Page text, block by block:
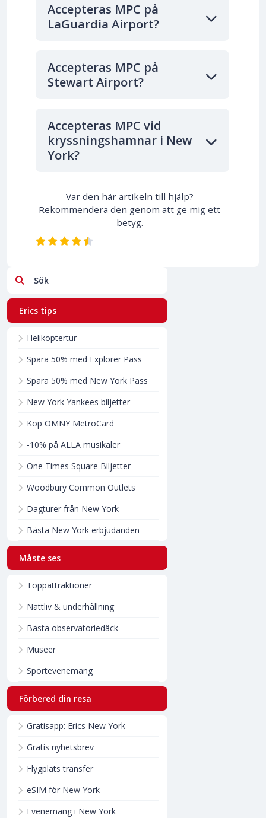
Accepteras MPC på
LaGuardia Airport?
Accepteras MPC på
Stewart Airport?
Accepteras MPC vid
kryssningshamnar i New
York?
Var den här artikeln till hjälp?
Rekommendera den genom att ge mig ett
betyg.
Sök
Erics tips
Helikoptertur
Spara 50% med Explorer Pass
Spara 50% med New York Pass
New York Yankees biljetter
Köp OMNY MetroCard
-10% på ALLA musikaler
One Times Square Biljetter
Woodbury Common Outlets
Dagturer från New York
Bästa New York erbjudanden
Måste ses
Toppattraktioner
Nattliv & underhållning
Bästa observatoriedäck
Museer
Sportevenemang
Förbered din resa
Gratisapp: Erics New York
Gratis nyhetsbrev
Flygplats transfer
eSIM för New York
Evenemang i New York